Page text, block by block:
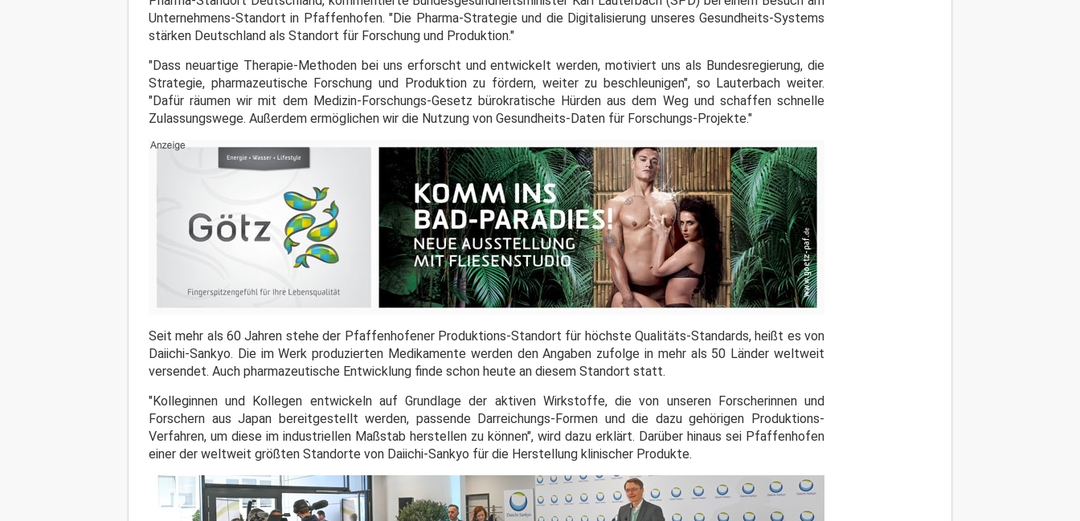
Unternehmens-Standort in Pfaffenhofen. "Die Pharma-Strategie und die Digitalisierung unseres Gesundheits-Systems
stärken Deutschland als Standort für Forschung und Produktion."
"Dass neuartige Therapie-Methoden bei uns erforscht und entwickelt werden, motiviert uns als Bundesregierung, die
Strategie, pharmazeutische Forschung und Produktion zu fördern, weiter zu beschleunigen", so Lauterbach weiter.
"Dafür räumen wir mit dem Medizin-Forschungs-Gesetz bürokratische Hürden aus dem Weg und schaffen schnelle
Zulassungswege. Außerdem ermöglichen wir die Nutzung von Gesundheits-Daten für Forschungs-Projekte."
Seit mehr als 60 Jahren stehe der Pfaffenhofener Produktions-Standort für höchste Qualitäts-Standards, heißt es von
Daiichi-Sankyo. Die im Werk produzierten Medikamente werden den Angaben zufolge in mehr als 50 Länder weltweit
versendet. Auch pharmazeutische Entwicklung finde schon heute an diesem Standort statt.
"Kolleginnen und Kollegen entwickeln auf Grundlage der aktiven Wirkstoffe, die von unseren Forscherinnen und
Forschern aus Japan bereitgestellt werden, passende Darreichungs-Formen und die dazu gehörigen Produktions-
Verfahren, um diese im industriellen Maßstab herstellen zu können", wird dazu erklärt. Darüber hinaus sei Pfaffenhofen
einer der weltweit größten Standorte von Daiichi-Sankyo für die Herstellung klinischer Produkte.